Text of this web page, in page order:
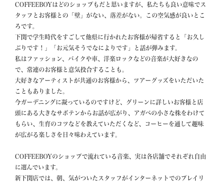
COFFEEBOYはどのショップもだと思いますが、私たちも良い意味でス
タッフとお客様との「壁」がない、落差がない。この空気感が良いとこ
ろです。
下関で学生時代をすごして他県に行かれたお客様が帰省すると「お久し
ぶりです！」「お元気そうでなによりです」と話が弾みます。
私はファッション、バイクや車、洋楽ロックなどの音楽が大好きなの
で、常連のお客様と意気投合することも。
大好きなアーティストが共通のお客様から、ツアーグッズをいただいた
こともありました。
今ガーデニングに凝っているのですけど、グリーンに詳しいお客様と店
頭にある大きなサボテンからお話が広がり、アガベの小さな株をわけて
もらい、生育のコツなどを教えていただくなど、コーヒーを通して趣味
が広がる楽しさを日々味わえています。
COFFEEBOYのショップで流れている音楽、実は各店舗でそれぞれ自由
に選んでいます。
新下関店では、朝、気がついたスタッフがインターネットでのプレイリ